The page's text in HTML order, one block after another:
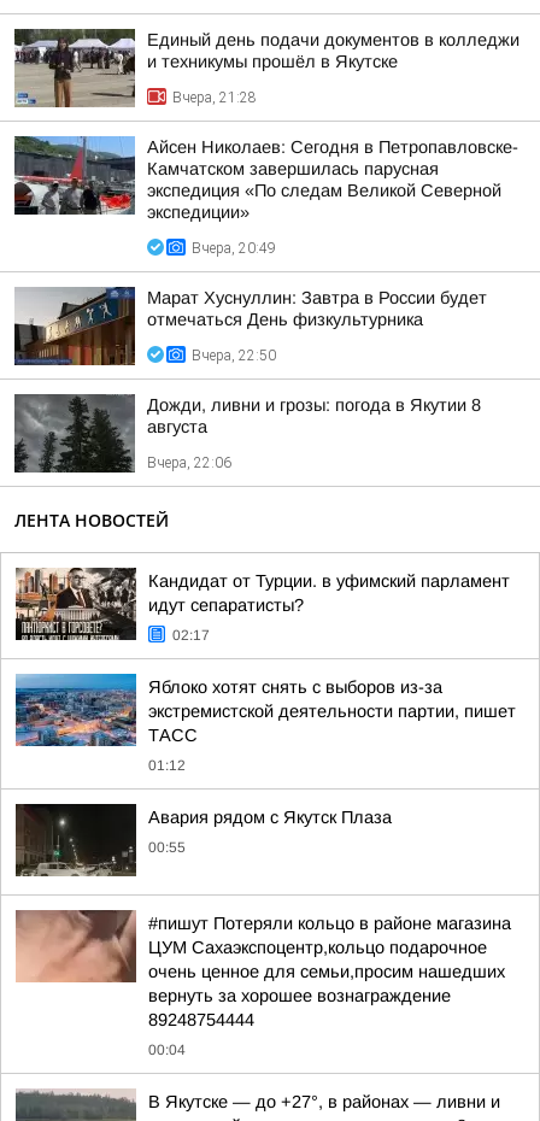
Единый день подачи документов в колледжи
и техникумы прошёл в Якутске
Вчера, 21:28
Айсен Николаев: Сегодня в Петропавловске-
Камчатском завершилась парусная
экспедиция «По следам Великой Северной
экспедиции»
Вчера, 20:49
Марат Хуснуллин: Завтра в России будет
отмечаться День физкультурника
Вчера, 22:50
Дожди, ливни и грозы: погода в Якутии 8
августа
Вчера, 22:06
ЛЕНТА НОВОСТЕЙ
Кандидат от Турции. в уфимский парламент
идут сепаратисты?
02:17
Яблоко хотят снять с выборов из-за
экстремистской деятельности партии, пишет
ТАСС
01:12
Авария рядом с Якутск Плаза
00:55
#пишут Потеряли кольцо в районе магазина
ЦУМ Сахаэкспоцентр,кольцо подарочное
очень ценное для семьи,просим нашедших
вернуть за хорошее вознаграждение
89248754444
00:04
В Якутске — до +27°, в районах — ливни и